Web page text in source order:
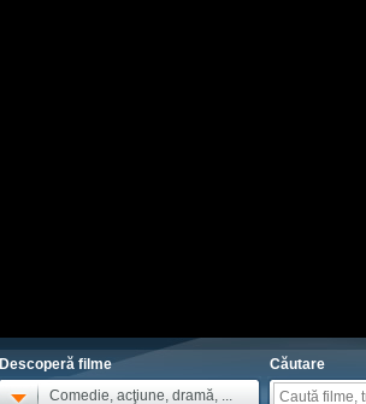
Descoperă filme
Comedie, acţiune, dramă, ...
Căutare